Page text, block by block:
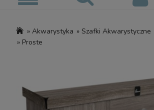
» Akwarystyka » Szafki Akwarystyczne
» Proste